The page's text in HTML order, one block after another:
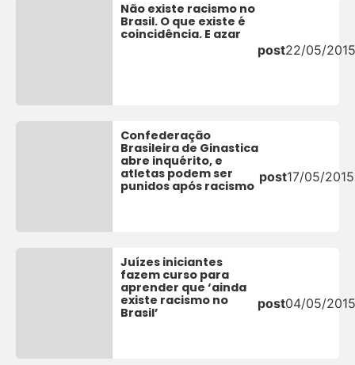
Não existe racismo no
Brasil. O que existe é
coincidência. E azar
post22/05/
Confederação
Brasileira de Ginastica
abre inquérito, e
atletas podem ser
punidos após racismo
post17/05/2015
Juízes iniciantes
fazem curso para
aprender que ‘ainda
existe racismo no
Brasil’
post04/05/